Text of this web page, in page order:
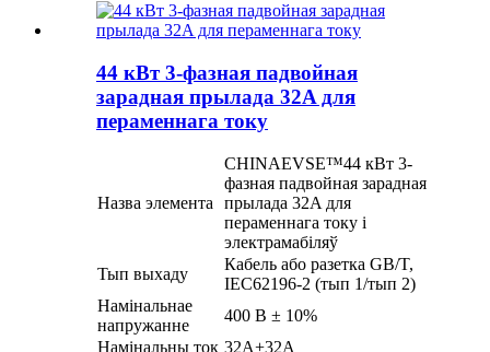
44 кВт 3-фазная падвойная
зарадная прылада 32A для
пераменнага току
Назва элемента
CHINAEVSE™️44 кВт 3-
фазная падвойная зарадная
прылада 32A для
пераменнага току і
электрамабіляў
Тып выхаду
Кабель або разетка GB/T,
IEC62196-2 (тып 1/тып 2)
Намінальнае
напружанне
400 В ± 10%
Намінальны ток 32А+32А